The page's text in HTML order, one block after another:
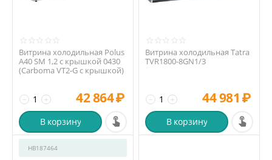
Витрина холодильная Polus
A40 SM 1,2 с крышкой 0430
(Carboma VT2-G с крышкой)
+
− 42 864₽
В корзину
Витрина холодильная Tatra
TVR1800-8GN1/3
+
− 44 981 ₽
В корзину
HB187464